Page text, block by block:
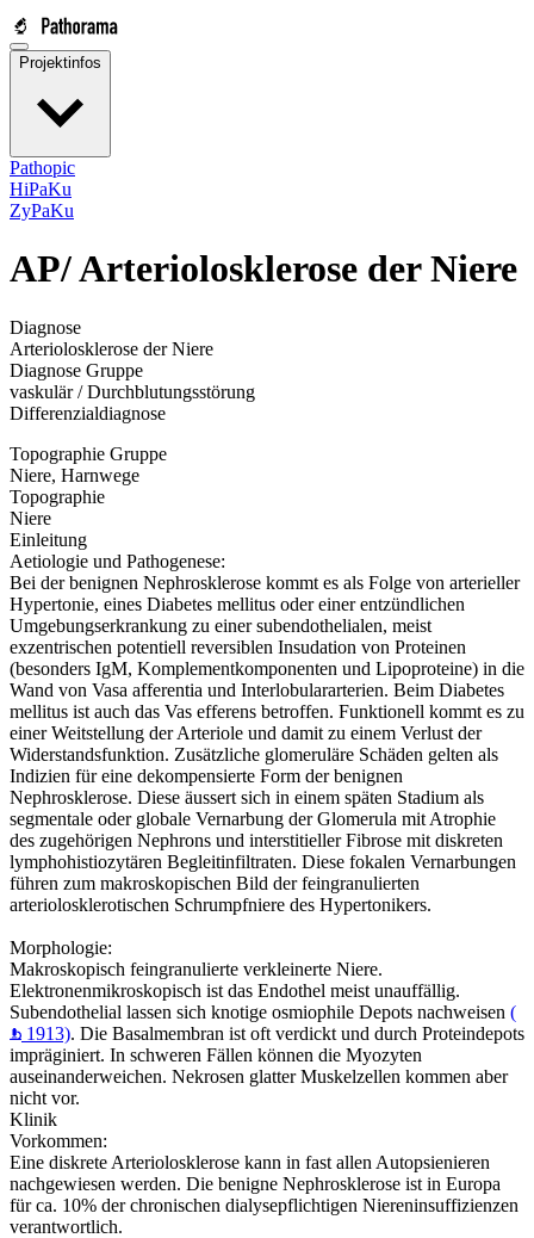
Projektinfos
Pathopic
HiPaKu
ZyPaKu
AP/Arteriolosklerose der Niere
Diagnose
Arteriolosklerose der Niere
Diagnose Gruppe
vaskulär / Durchblutungsstörung
Differenzialdiagnose
Topographie Gruppe
Niere, Harnwege
Topographie
Niere
Einleitung
Aetiologie und Pathogenese:
Bei der benignen Nephrosklerose kommt es als Folge von arterieller
Hypertonie, eines Diabetes mellitus oder einer entzündlichen
Umgebungserkrankung zu einer subendothelialen, meist
exzentrischen potentiell reversiblen Insudation von Proteinen
(besonders IgM, Komplementkomponenten und Lipoproteine) in die
Wand von Vasa afferentia und Interlobulararterien. Beim Diabetes
mellitus ist auch das Vas efferens betroffen. Funktionell kommt es zu
einer Weitstellung der Arteriole und damit zu einem Verlust der
Widerstandsfunktion. Zusätzliche glomeruläre Schäden gelten als
Indizien für eine dekompensierte Form der benignen
Nephrosklerose. Diese äussert sich in einem späten Stadium als
segmentale oder globale Vernarbung der Glomerula mit Atrophie
des zugehörigen Nephrons und interstitieller Fibrose mit diskreten
lymphohistiozytären Begleitinfiltraten. Diese fokalen Vernarbungen
führen zum makroskopischen Bild der feingranulierten
arteriolosklerotischen Schrumpfniere des Hypertonikers.
Morphologie:
Makroskopisch feingranulierte verkleinerte Niere.
Elektronenmikroskopisch ist das Endothel meist unauffällig.
Subendothelial lassen sich knotige osmiophile Depots nachweisen (
1913). Die Basalmembran ist oft verdickt und durch Proteindepots
impräginiert. In schweren Fällen können die Myozyten
auseinanderweichen. Nekrosen glatter Muskelzellen kommen aber
nicht vor.
Klinik
Vorkommen:
Eine diskrete Arteriolosklerose kann in fast allen Autopsienieren
nachgewiesen werden. Die benigne Nephrosklerose ist in Europa
für ca. 10% der chronischen dialysepflichtigen Niereninsuffizienzen
verantwortlich.